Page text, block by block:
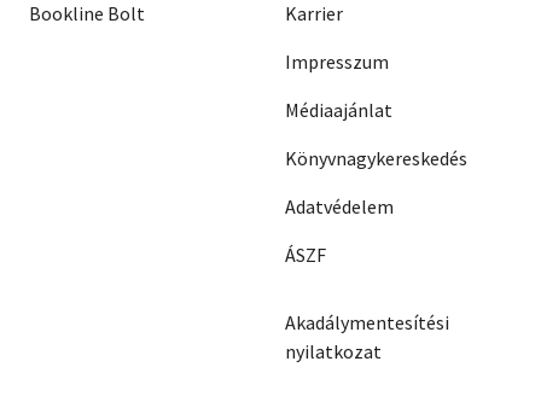
Bookline Bolt
Karrier
Impresszum
Médiaajánlat
Könyvnagykereskedés
Adatvédelem
ÁSZF
Akadálymentesítési
nyilatkozat